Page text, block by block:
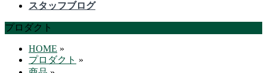
スタッフブログ
プロダクト
HOME »
プロダクト »